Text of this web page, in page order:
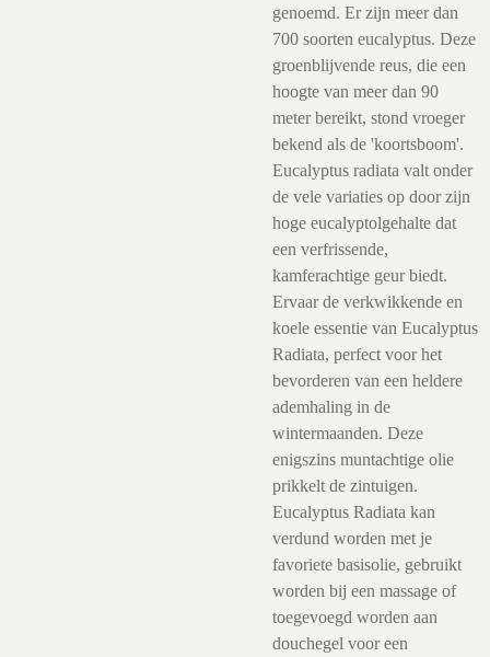
genoemd. Er zijn meer dan
700 soorten eucalyptus. Deze
groenblijvende reus, die een
hoogte van meer dan 90
meter bereikt, stond vroeger
bekend als de 'koortsboom'.
Eucalyptus radiata valt onder
de vele variaties op door zijn
hoge eucalyptolgehalte dat
een verfrissende,
kamferachtige geur biedt.
Ervaar de verkwikkende en
koele essentie van Eucalyptus
Radiata, perfect voor het
bevorderen van een heldere
ademhaling in de
wintermaanden. Deze
enigszins muntachtige olie
prikkelt de zintuigen.
Eucalyptus Radiata kan
verdund worden met je
favoriete basisolie, gebruikt
worden bij een massage of
toegevoegd worden aan
douchegel voor een